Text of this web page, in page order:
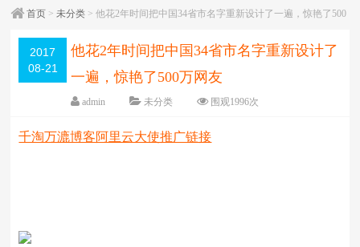
首页 >未分类 > 他花2年时间把中国34省市名字重新设计了一遍，惊艳了500
2017
08-21
他花2年时间把中国34省市名字重新设计了
一遍，惊艳了500万网友
admin 未分类 围观1996次
字体：大 中 小
千淘万漉博客阿里云大使推广链接